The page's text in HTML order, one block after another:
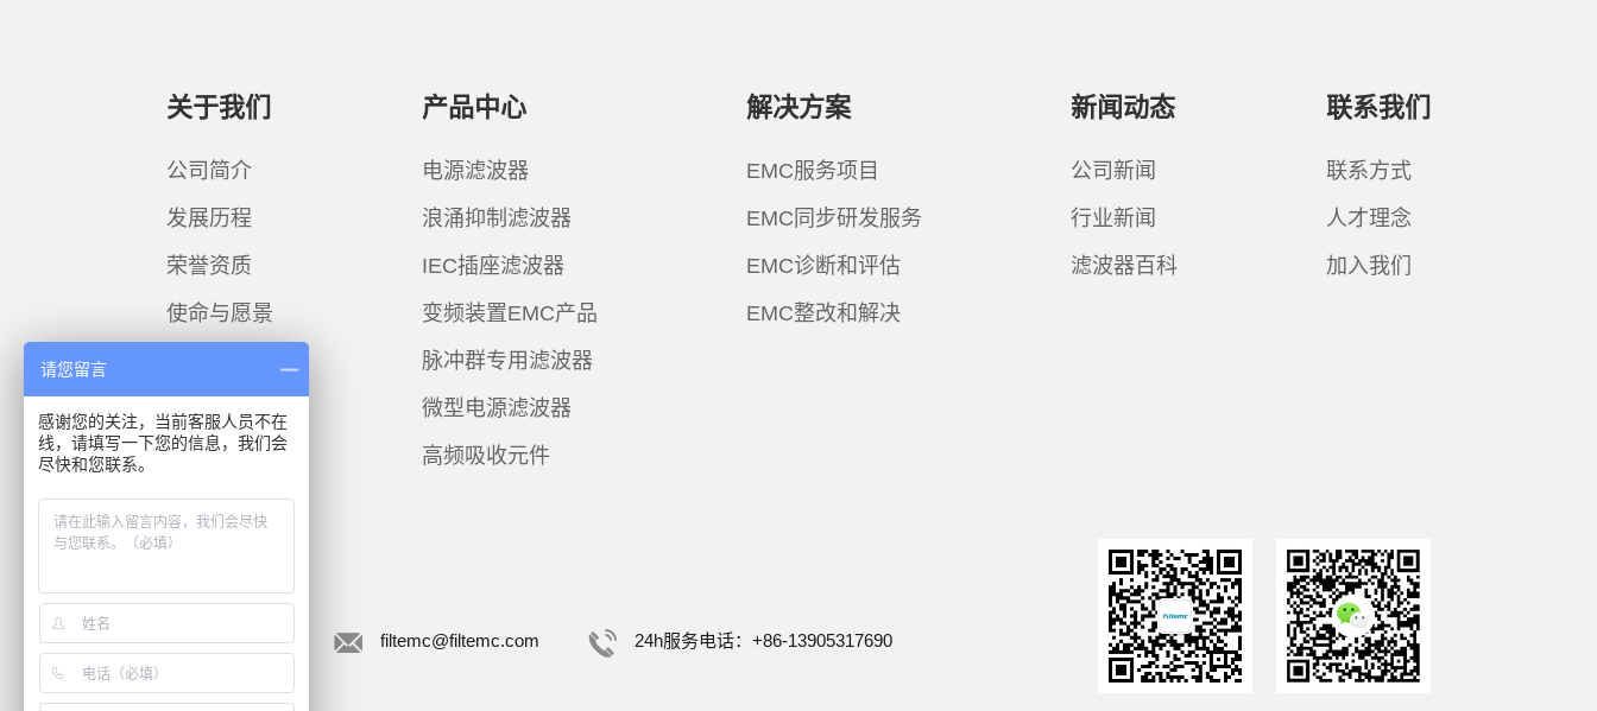
关于我们
公司简介
发展历程
荣誉资质
使命与愿景
产品中心
电源滤波器
浪涌抑制滤波器
IEC插座滤波器
变频装置EMC产品
脉冲群专用滤波器
微型电源滤波器
高频吸收元件
解决方案
EMC服务项目
EMC同步研发服务
EMC诊断和评估
EMC整改和解决
新闻动态
公司新闻
行业新闻
滤波器百科
联系我们
联系方式
人才理念
加入我们
联系菲奥特
在线咨询 filtemc@filtemc.com 24h服务电话：+86-13905317690
在线购买
请您留言
感谢您的关注，当前客服人员不在
线，请填写一下您的信息，我们会
尽快和您联系。